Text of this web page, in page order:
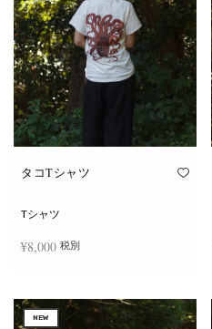
タコTシャツ
Tシャツ
¥8,000 税別
の
商
品
NEW